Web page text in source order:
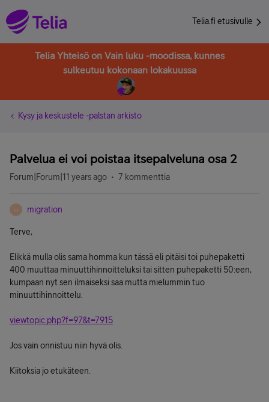
Telia.fi etusivulle
Telia Yhteisö on Vain luku -moodissa, kunnes
sulkeutuu kokonaan lokakuussa
Kysy ja keskustele -palstan arkisto
Palvelua ei voi poistaa itsepalveluna osa 2
Forum|Forum|11 years ago 7 kommenttia
M migration
Terve,
Elikkä mulla olis sama homma kun tässä eli pitäisi toi puhepaketti
400 muuttaa minuuttihinnoitteluksi tai sitten puhepaketti 50:een,
kumpaan nyt sen ilmaiseksi saa mutta mielummin tuo
minuuttihinnoittelu.
viewtopic.php?f=97&t=7915
Jos vain onnistuu niin hyvä olis.
Kiitoksia jo etukäteen.